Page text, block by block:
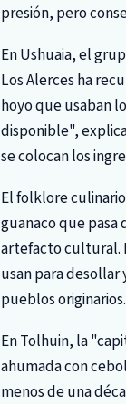
presión, pero
En Ushuaia, el
Los Alerces ha
hoyo que usaban
disponible",
se colocan los
El folklore
guanaco que pasa
artefacto cultural.
usan para
pueblos originarios.
En Tolhuin, la
ahumada con
menos de una